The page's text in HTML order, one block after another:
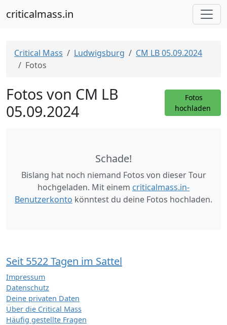
criticalmass.in
Critical Mass Ludwigsburg
CM LB 05.09.2024
Fotos
Fotos von CM LB
05.09.2024
Fotos
hochladen
Schade!
Bislang hat noch niemand Fotos von dieser Tour
hochgeladen. Mit einem criticalmass.in-
Benutzerkonto könntest du deine Fotos hochladen.
Seit 5522 Tagen im Sattel
Impressum
Datenschutz
Deine privaten Daten
Über die Critical Mass
Häufig gestellte Fragen